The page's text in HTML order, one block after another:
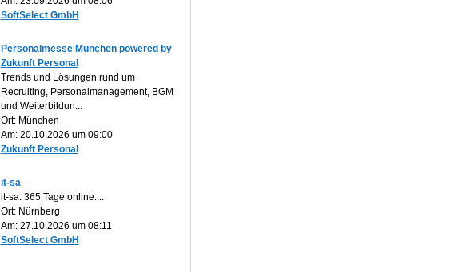
SoftSelect GmbH
Personalmesse München powered by
Zukunft Personal
Trends und Lösungen rund um
Recruiting, Personalmanagement, BGM
und Weiterbildun...
Ort: München
Am: 20.10.2026 um 09:00
Zukunft Personal
it-sa
it-sa: 365 Tage online....
Ort: Nürnberg
Am: 27.10.2026 um 08:11
SoftSelect GmbH